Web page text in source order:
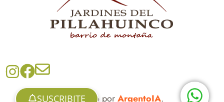
Impulsado porArgentoIA.
SUSCRIBITE